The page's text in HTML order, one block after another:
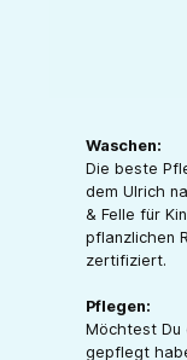
Waschen:
Die beste
dem Ulrich
& Felle für
pflanzlichen
zertifiziert.
Pflegen:
Möchtest Du
gepflegt